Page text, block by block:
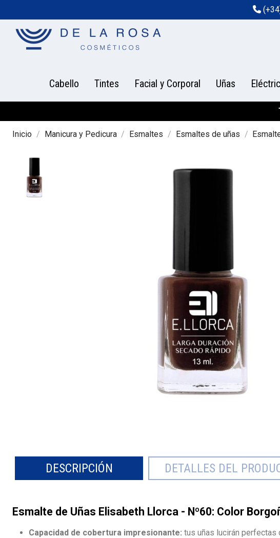
Cabello Tintes Facial y Corporal Uñas
Inicio Manicura y Pedicura Esmaltes Esmaltes de uñas
DESCRIPCIÓN DETALLES DEL
Esmalte de Uñas Elisabeth Llorca - Nº60: Color
Capacidad de cobertura impresionante: tus uñas lucirán perfectas